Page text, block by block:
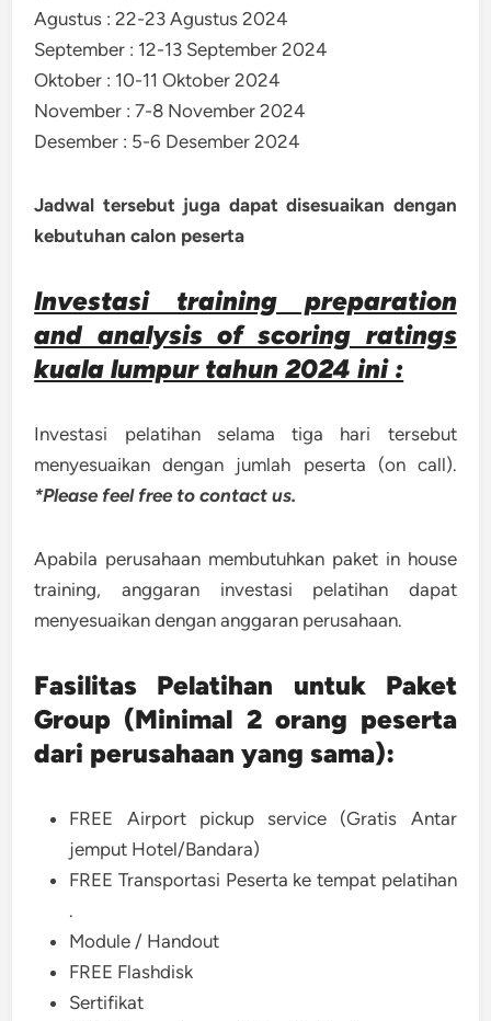
Agustus : 22-23 Agustus 2024
September : 12-13 September 2024
Oktober : 10-11 Oktober 2024
November : 7-8 November 2024
Desember : 5-6 Desember 2024
Jadwal tersebut juga dapat disesuaikan dengan
kebutuhan calon peserta
Investasi training preparation
and analysis of scoring ratings
kuala lumpur tahun 2024 ini :
Investasi pelatihan selama tiga hari tersebut
menyesuaikan dengan jumlah peserta (on call).
*Please feel free to contact us.
Apabila perusahaan membutuhkan paket in house
training, anggaran investasi pelatihan dapat
menyesuaikan dengan anggaran perusahaan.
Fasilitas Pelatihan untuk Paket
Group (Minimal 2 orang peserta
dari perusahaan yang sama):
FREE Airport pickup service (Gratis Antar
jemput Hotel/Bandara)
FREE Transportasi Peserta ke tempat pelatihan
.
Module / Handout
FREE Flashdisk
Sertifikat